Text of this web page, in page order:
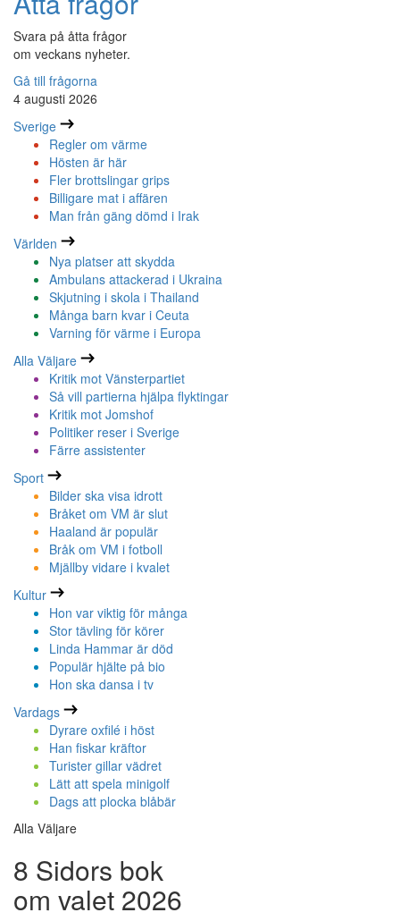
Svara på åtta frågor
om veckans nyheter.
Gå till frågorna
4 augusti 2026
Sverige
Regler om värme
Hösten är här
Fler brottslingar grips
Billigare mat i affären
Man från gäng dömd i Irak
Världen
Nya platser att skydda
Ambulans attackerad i Ukraina
Skjutning i skola i Thailand
Många barn kvar i Ceuta
Varning för värme i Europa
Alla Väljare
Kritik mot Vänsterpartiet
Så vill partierna hjälpa flyktingar
Kritik mot Jomshof
Politiker reser i Sverige
Färre assistenter
Sport
Bilder ska visa idrott
Bråket om VM är slut
Haaland är populär
Bråk om VM i fotboll
Mjällby vidare i kvalet
Kultur
Hon var viktig för många
Stor tävling för körer
Linda Hammar är död
Populär hjälte på bio
Hon ska dansa i tv
Vardags
Dyrare oxfilé i höst
Han fiskar kräftor
Turister gillar vädret
Lätt att spela minigolf
Dags att plocka blåbär
Alla Väljare
8 Sidors bok
om valet 2026